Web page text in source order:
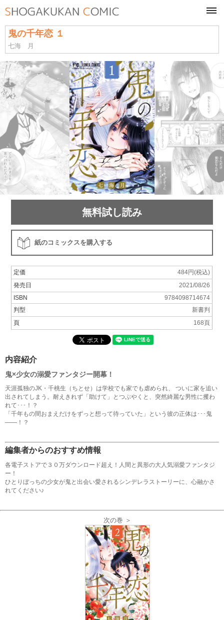
鬼の千年恋 １
七海 月
無料試し読み
紙のコミックスを購入する
定価
484円(税込)
発売日
2021/08/26
ISBN
9784098714674
判型
新書判
頁
168頁
内容紹介
鬼×少女の溺愛ファンタジー開幕！
天涯孤独のJK・千桃生（ちとせ）は学校でも家でも虐められ、 ついに家を追い
出されてしまう。耐えきれず「助けて」とつぶやくと、突然綺麗な男性に攫わ
れて･･･！？
「千年もの間おまえだけをずっと想って待っていた」という彼の正体は･･･鬼
――！？
編集者からのおすすめ情報
各電子ストアで３０万ダウンロード超え！人間と異形の大人気溺愛ファンタジ
ー！
ひとりぼっちの少女が鬼と出会い愛されるシンデレラストーリーに、心融かさ
れてください♪
次の巻 ＞